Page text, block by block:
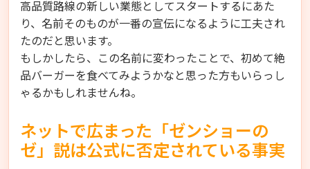
高品質路線の新しい業態としてスタートするにあた
り、名前そのものが一番の宣伝になるように工夫され
たのだと思います。
もしかしたら、この名前に変わったことで、初めて絶
品バーガーを食べてみようかなと思った方もいらっし
ゃるかもしれませんね。
ネットで広まった「ゼンショーの
ゼ」説は公式に否定されている事実